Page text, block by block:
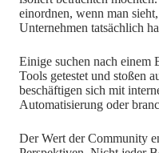
einordnen, wenn man
Unternehmen tatsächlich
Einige suchen nach einem
Tools getestet und stoßen
beschäftigen sich mit
Automatisierung oder
Der Wert der Community